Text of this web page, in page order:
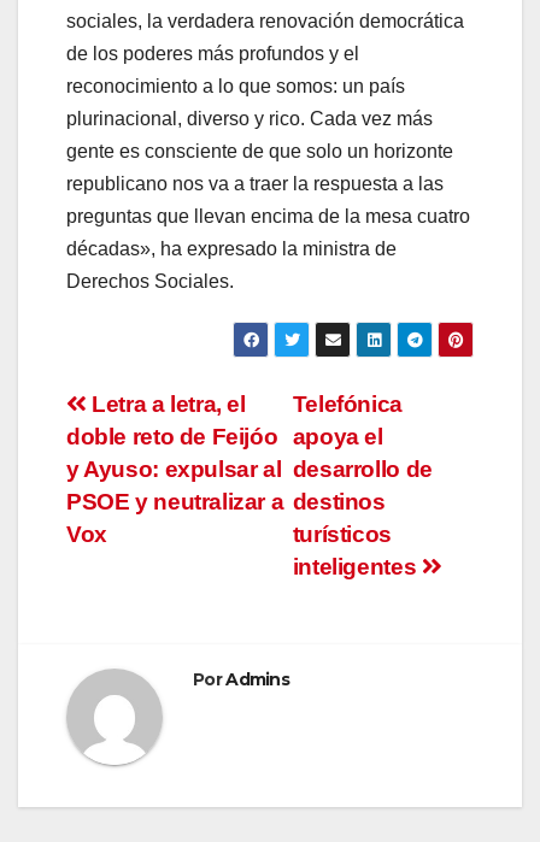
sociales, la verdadera renovación democrática
de los poderes más profundos y el
reconocimiento a lo que somos: un país
plurinacional, diverso y rico. Cada vez más
gente es consciente de que solo un horizonte
republicano nos va a traer la respuesta a las
preguntas que llevan encima de la mesa cuatro
décadas», ha expresado la ministra de
Derechos Sociales.
Navegación
de
entradas
Telefónica
apoya el
desarrollo de
destinos
turísticos
inteligentes
Letra a letra, el
doble reto de Feijóo
y Ayuso: expulsar al
PSOE y neutralizar a
Vox
PorAdmins